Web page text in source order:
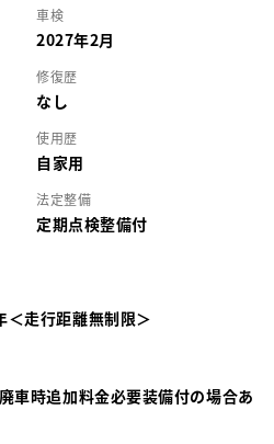
車検
2027年2月
修復歴
なし
使用歴
自家用
法定整備
定期点検整備付
＜走行距離無制限＞
車時追加料金必要装備付の場合あ